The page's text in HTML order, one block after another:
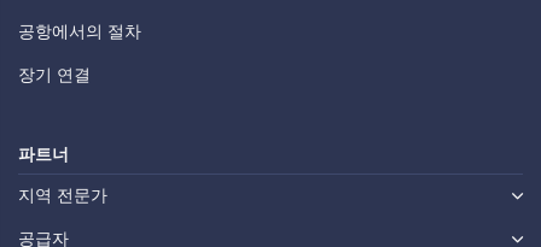
공항에서의 절차
장기 연결
파트너
지역 전문가
공급자